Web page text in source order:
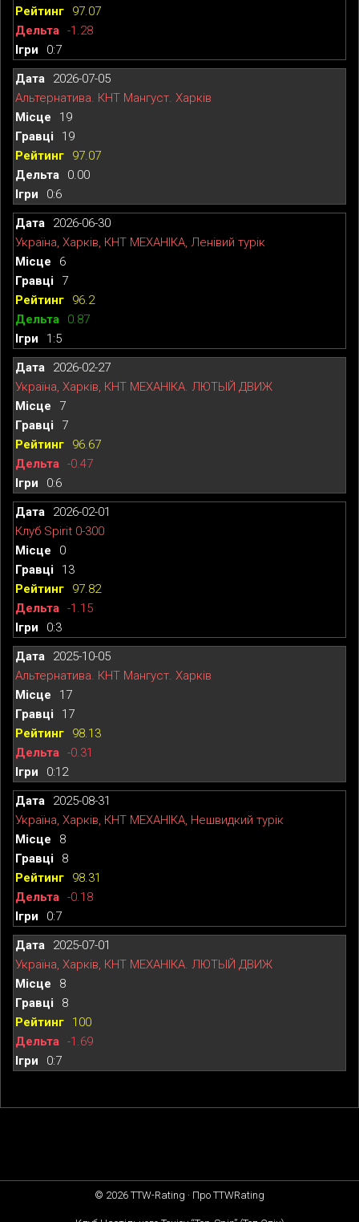
97.07
-1.28
0:7
2026-07-05
Альтернатива. КНТ Мангуст. Харків
19
19
97.07
0.00
0:6
2026-06-30
Україна, Харків, КНТ МЕХАНІКА, Ленівий турік
6
7
96.2
0.87
1:5
2026-02-27
Україна, Харків, КНТ МЕХАНІКА. ЛЮТЫЙ ДВИЖ
7
7
96.67
-0.47
0:6
2026-02-01
Клуб Spirit 0-300
0
13
97.82
-1.15
0:3
2025-10-05
Альтернатива. КНТ Мангуст. Харків
17
17
98.13
-0.31
0:12
2025-08-31
Україна, Харків, КНТ МЕХАНІКА, Нешвидкий турік
8
8
98.31
-0.18
0:7
2025-07-01
Україна, Харків, КНТ МЕХАНІКА. ЛЮТЫЙ ДВИЖ
8
8
100
-1.69
0:7
© 2026 TTW-Rating · Про TTWRating